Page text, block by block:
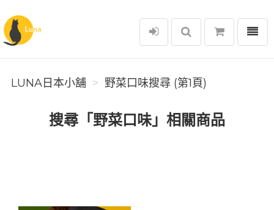
Luna日本小舖
選單
LUNA日本小舖 野菜口味搜尋 (第1頁)
搜尋「野菜口味」相關商品